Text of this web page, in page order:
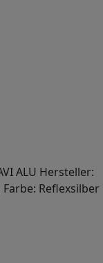
ALU Hersteller:
Reflexsilber